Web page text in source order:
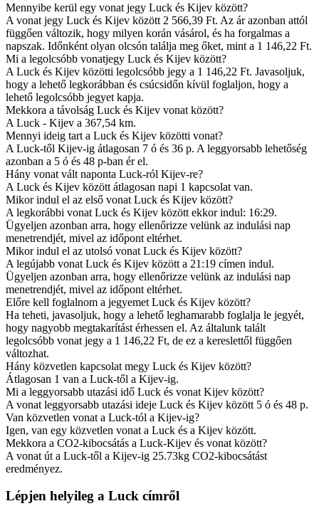
Mennyibe kerül egy vonat jegy Luck és Kijev között?
A vonat jegy Luck és Kijev között 2 566,39 Ft. Az ár azonban attól
függően változik, hogy milyen korán vásárol, és ha forgalmas a
napszak. Időnként olyan olcsón találja meg őket, mint a 1 146,22 Ft.
Mi a legolcsóbb vonatjegy Luck és Kijev között?
A Luck és Kijev közötti legolcsóbb jegy a 1 146,22 Ft. Javasoljuk,
hogy a lehető legkorábban és csúcsidőn kívül foglaljon, hogy a
lehető legolcsóbb jegyet kapja.
Mekkora a távolság Luck és Kijev vonat között?
A Luck - Kijev a 367,54 km.
Mennyi ideig tart a Luck és Kijev közötti vonat?
A Luck-től Kijev-ig átlagosan 7 ó és 36 p. A leggyorsabb lehetőség
azonban a 5 ó és 48 p-ban ér el.
Hány vonat vált naponta Luck-ról Kijev-re?
A Luck és Kijev között átlagosan napi 1 kapcsolat van.
Mikor indul el az első vonat Luck és Kijev között?
A legkorábbi vonat Luck és Kijev között ekkor indul: 16:29.
Ügyeljen azonban arra, hogy ellenőrizze velünk az indulási nap
menetrendjét, mivel az időpont eltérhet.
Mikor indul el az utolsó vonat Luck és Kijev között?
A legújabb vonat Luck és Kijev között a 21:19 címen indul.
Ügyeljen azonban arra, hogy ellenőrizze velünk az indulási nap
menetrendjét, mivel az időpont eltérhet.
Előre kell foglalnom a jegyemet Luck és Kijev között?
Ha teheti, javasoljuk, hogy a lehető leghamarabb foglalja le jegyét,
hogy nagyobb megtakarítást érhessen el. Az általunk talált
legolcsóbb vonat jegy a 1 146,22 Ft, de ez a kereslettől függően
változhat.
Hány közvetlen kapcsolat megy Luck és Kijev között?
Átlagosan 1 van a Luck-től a Kijev-ig.
Mi a leggyorsabb utazási idő Luck és vonat Kijev között?
A vonat leggyorsabb utazási ideje Luck és Kijev között 5 ó és 48 p.
Van közvetlen vonat a Luck-tól a Kijev-ig?
Igen, van egy közvetlen vonat a Luck és a Kijev között.
Mekkora a CO2-kibocsátás a Luck-Kijev és vonat között?
A vonat út a Luck-től a Kijev-ig 25.73kg CO2-kibocsátást
eredményez.
Lépjen helyileg a Luck címről